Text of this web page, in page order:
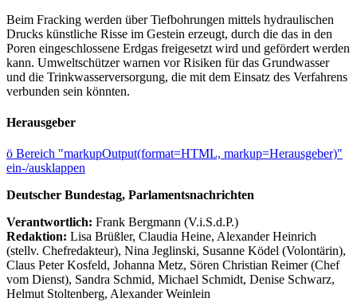
Beim Fracking werden über Tiefbohrungen mittels hydraulischen
Drucks künstliche Risse im Gestein erzeugt, durch die das in den
Poren eingeschlossene Erdgas freigesetzt wird und gefördert werden
kann. Umweltschützer warnen vor Risiken für das Grundwasser
und die Trinkwasserversorgung, die mit dem Einsatz des Verfahrens
verbunden sein könnten.
Herausgeber
ö Bereich "markupOutput(format=HTML, markup=Herausgeber)"
ein-/ausklappen
Deutscher Bundestag, Parlamentsnachrichten
Verantwortlich: Frank Bergmann (V.i.S.d.P.)
Redaktion: Lisa Brüßler, Claudia Heine, Alexander Heinrich
(stellv. Chefredakteur), Nina Jeglinski, Susanne Ködel (Volontärin),
Claus Peter Kosfeld, Johanna Metz, Sören Christian Reimer (Chef
vom Dienst), Sandra Schmid, Michael Schmidt, Denise Schwarz,
Helmut Stoltenberg, Alexander Weinlein